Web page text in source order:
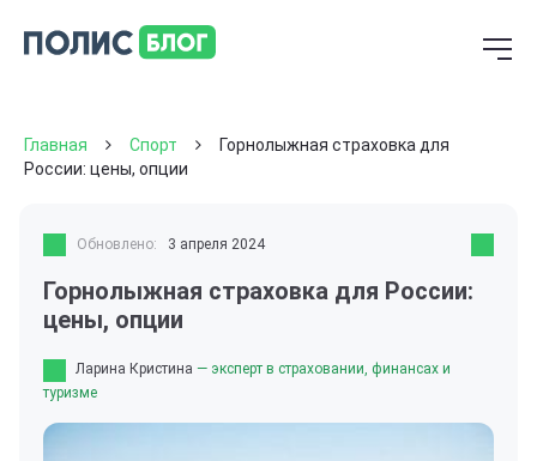
Главная Спорт
Горнолыжная страховка для
России: цены, опции
Обновлено: 3 апреля 2024
Горнолыжная страховка для России:
цены, опции
Ларина Кристина — эксперт в страховании, финансах и
туризме